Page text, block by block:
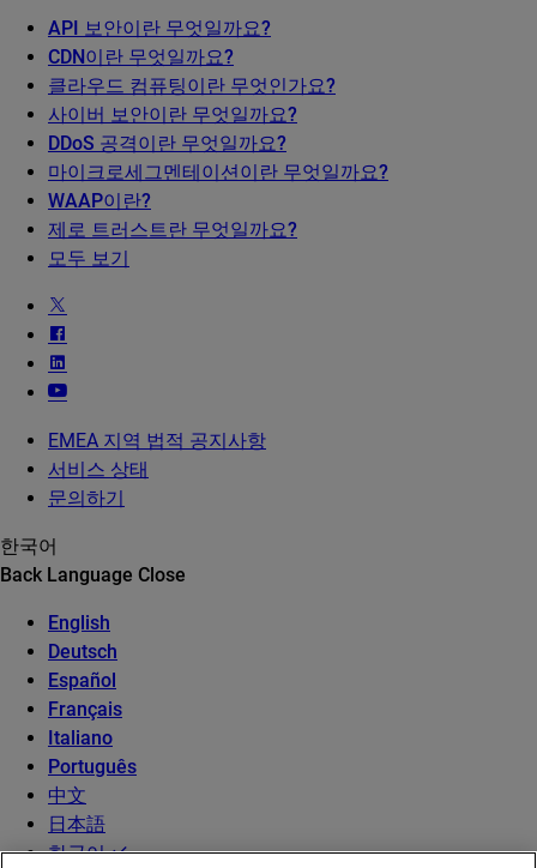
API 보안이란 무엇일까요?
CDN이란 무엇일까요?
클라우드 컴퓨팅이란 무엇인가요?
사이버 보안이란 무엇일까요?
DDoS 공격이란 무엇일까요?
마이크로세그멘테이션이란 무엇일까요?
WAAP이란?
제로 트러스트란 무엇일까요?
모두 보기
EMEA 지역 법적 공지사항
서비스 상태
문의하기
한국어
Back Language Close
English
Deutsch
Español
Français
Italiano
Português
中文
日本語
한국어